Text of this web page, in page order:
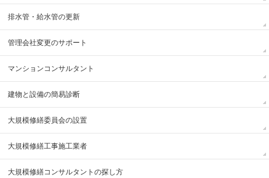
排水管・給水管の更新
管理会社変更のサポート
マンションコンサルタント
建物と設備の簡易診断
大規模修繕委員会の設置
大規模修繕工事施工業者
大規模修繕コンサルタントの探し方